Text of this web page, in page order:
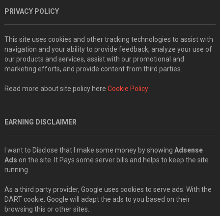
PRIVACY POLICY
This site uses cookies and other tracking technologies to assist with
navigation and your ability to provide feedback, analyze your use of
our products and services, assist with our promotional and
marketing efforts, and provide content from third parties.
Read more about site policy here Cookie Policy
EARNING DISCLAIMER
I want to Disclose that I make some money by showing Adsense
Ads on the site. It Pays some server bills and helps to keep the site
running.
As a third party provider, Google uses cookies to serve ads. With the
DART cookie, Google will adapt the ads to you based on their
browsing this or other sites..